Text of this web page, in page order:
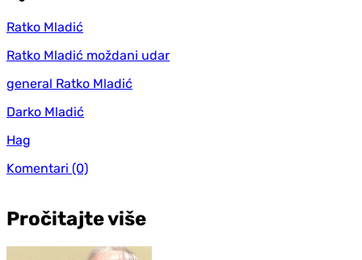
Ratko Mladić
Ratko Mladić moždani udar
general Ratko Mladić
Darko Mladić
Hag
Komentari (0)
Pročitajte više